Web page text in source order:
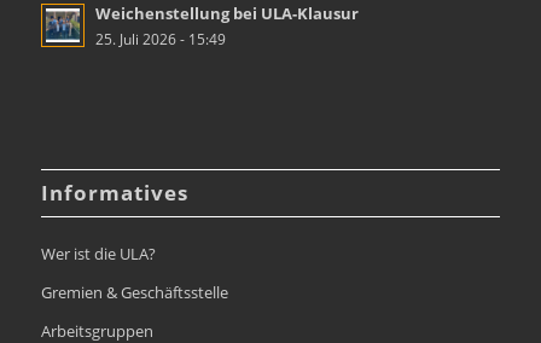
Weichenstellung bei ULA-Klausur
25. Juli 2026 - 15:49
Informatives
Wer ist die ULA?
Gremien & Geschäftsstelle
Arbeitsgruppen